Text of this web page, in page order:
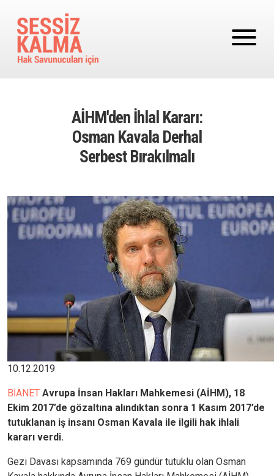
AİHM'den İhlal Kararı:
Osman Kavala Derhal
Serbest Bırakılmalı
Image
10.12.2019
BİANET Avrupa İnsan Hakları Mahkemesi (AİHM), 18
Ekim 2017’de gözaltına alındıktan sonra 1 Kasım 2017’de
tutuklanan iş insanı Osman Kavala ile ilgili hak ihlali
kararı verdi.
Gezi Davası kapsamında 769 gündür tutuklu olan Osman